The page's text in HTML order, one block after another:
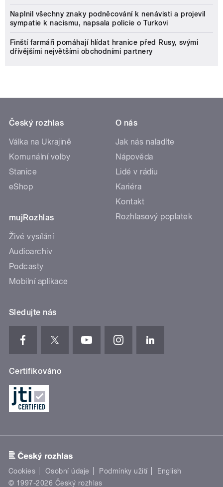
Naplnil všechny znaky podněcování k nenávisti a projevil
sympatie k nacismu, napsala policie o Turkovi
Finští farmáři pomáhají hlídat hranice před Rusy, svými
dřívějšími největšími obchodními partnery
Český rozhlas
Válka na Ukrajině
Komunální volby
Stanice
eShop
mujRozhlas
Živé vysílání
Audioarchiv
Podcasty
Mobilní aplikace
O nás
Jak nás naladíte
Nápověda
Lidé v rádiu
Kariéra
Kontakt
Rozhlasový poplatek
Sledujte nás
Certifikováno
Cookies Osobní údaje Podmínky užití
English
© 1997-2026 Český rozhlas